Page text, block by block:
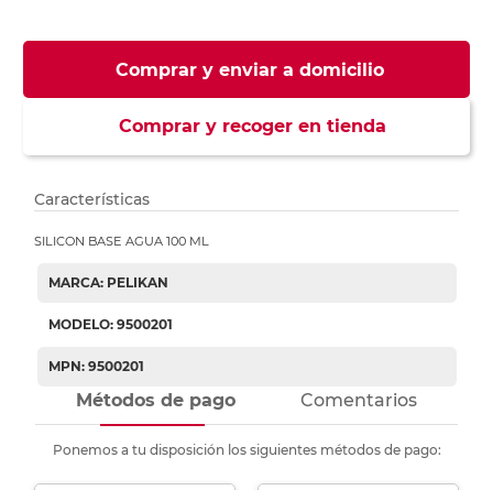
Comprar y enviar a domicilio
Comprar y recoger en tienda
Características
SILICON BASE AGUA 100 ML
MARCA: PELIKAN
MODELO: 9500201
MPN: 9500201
Métodos de pago Comentarios
Ponemos a tu disposición los siguientes métodos de pago: